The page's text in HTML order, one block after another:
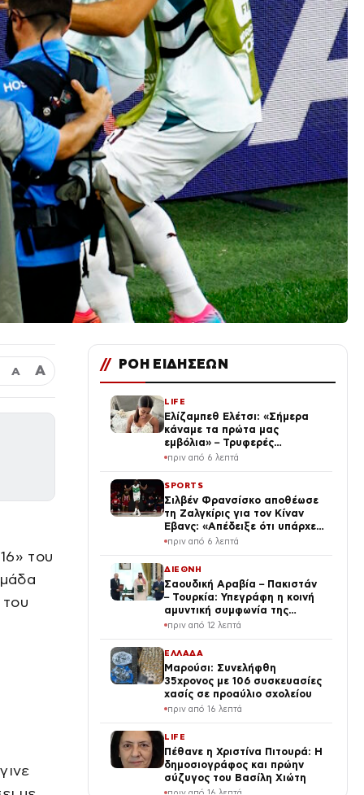
Α Α
του
// ΡΟΗ ΕΙΔΗΣΕΩΝ
LIFE
Ελίζαμπεθ Ελέτσι: «Σήμερα
κάναμε τα πρώτα μας
εμβόλια» – Τρυφερές
φωτογραφίες και βίντεο με
πριν από 6 λεπτά
SPORTS
Σιλβέν Φρανσίσκο αποθέωσε
τη Ζαλγκίρις για τον Κίναν
Έβανς: «Απέδειξε ότι υπάρχει
ανθρωπιά»
πριν από 6 λεπτά
ΔΙΕΘΝΗ
Σαουδική Αραβία – Πακιστάν
– Τουρκία: Υπεγράφη η κοινή
αμυντική συμφωνία της
Μέκκας – Επίθεση σε έναν θα
πριν από 12 λεπτά
ΕΛΛΑΔΑ
Μαρούσι: Συνελήφθη
35χρονος με 106 συσκευασίες
χασίς σε προαύλιο σχολείου
πριν από 16 λεπτά
LIFE
Πέθανε η Χριστίνα Πιτουρά: Η
δημοσιογράφος και πρώην
σύζυγος του Βασίλη Χιώτη
πριν από 16 λεπτά